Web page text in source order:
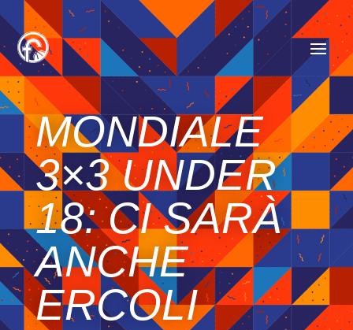
MONDIALE
3×3 UNDER
18: CI SARÀ
ANCHE
ERCOLI